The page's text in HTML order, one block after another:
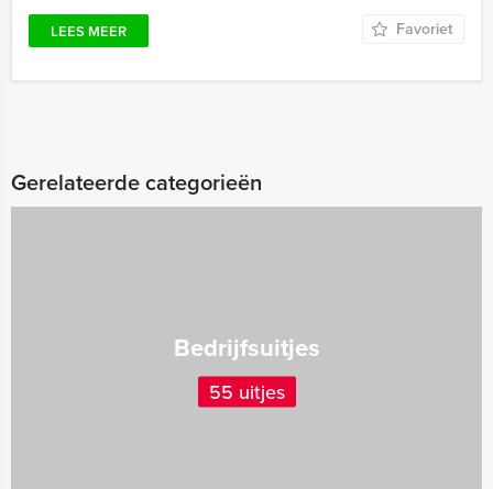
LEES MEER Favoriet
Gerelateerde categorieën
Bedrijfsuitjes
55 uitjes